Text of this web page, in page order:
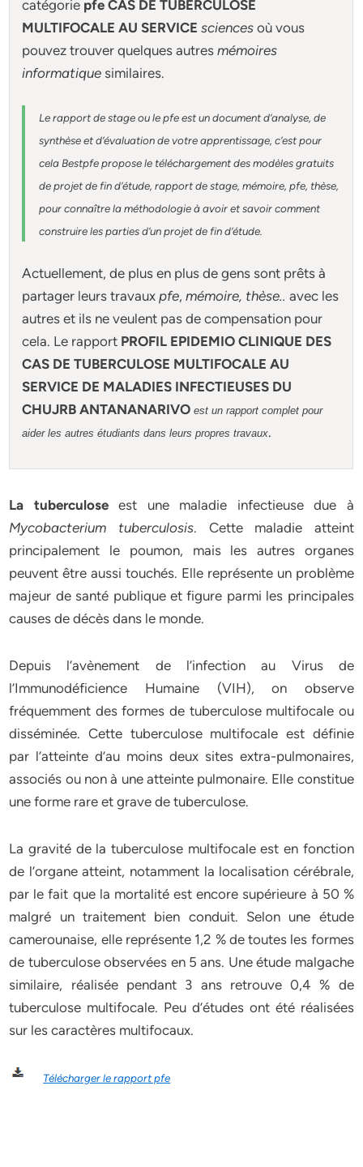
catégorie pfe CAS DE TUBERCULOSE
MULTIFOCALE AU SERVICEsciencesoù vous
pouvez trouver quelques autresmémoires
informatique similaires.
Le rapport de stage ou le pfe est un document d’analyse, de
synthèse et d’évaluation de votre apprentissage, c’est pour
cela Bestpfepropose le téléchargement des modèles gratuits
de projet de fin d’étude, rapport de stage, mémoire, pfe, thèse,
pour connaître la méthodologie à avoir et savoir comment
construire les parties d’un projet de fin d’étude
Actuellement, de plus en plus de gens sont prêts à
partager leurs travauxpfe,mémoire, thèse.. avec les
autres et ils ne veulent pas de compensation pour
cela. Le rapport PROFIL EPIDEMIO CLINIQUE DES
CAS DE TUBERCULOSE MULTIFOCALE AU
SERVICE DE MALADIES INFECTIEUSES DU
CHUJRB ANTANANARIVO est un rapport complet pour
aider les autres étudiants dans leurs propres travaux.
La tuberculoseest une maladie infectieuse due à
Mycobacterium tuberculosis. Cette maladie atteint
principalement le poumon, mais les autres organes
peuvent être aussi touchés. Elle représente un problème
majeur de santé publique et figure parmi les principales
causes de décès dans le monde.
Depuis l’avènement de l’infection au Virus de
l’Immunodéficience Humaine (VIH), on observe
fréquemment des formes de tuberculose multifocale ou
disséminée. Cette tuberculose multifocale est définie
par l’atteinte d’au moins deux sites extra-pulmonaires,
associés ou non à une atteinte pulmonaire. Elle constitue
une forme rare et grave de tuberculose.
La gravité de la tuberculose multifocale est en fonction
de l’organe atteint, notamment la localisation cérébrale,
par le fait que la mortalité est encore supérieure à 50 %
malgré un traitement bien conduit. Selon une étude
camerounaise, elle représente 1,2 % de toutes les formes
de tuberculose observées en 5 ans. Une étude malgache
similaire, réalisée pendant 3 ans retrouve 0,4 % de
tuberculose multifocale. Peu d’études ont été réalisées
sur les caractères multifocaux.
Télécharger le rapport pfe